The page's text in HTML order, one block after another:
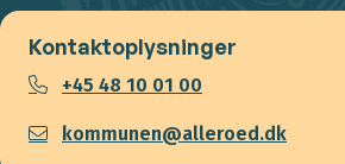
Kontaktoplysninger
+45 48 10 01 00
kommunen@alleroed.dk